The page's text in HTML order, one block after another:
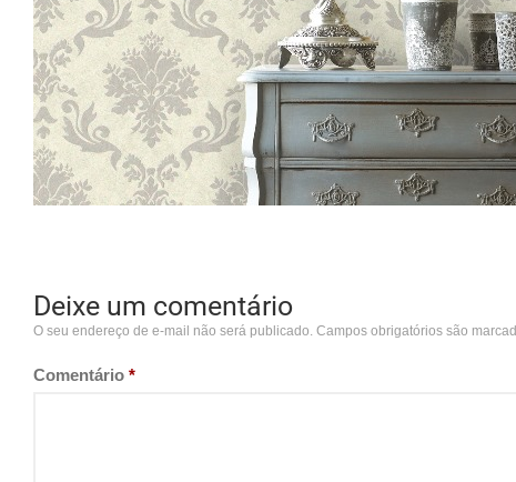
Deixe um comentário
O seu endereço de e-mail não será publicado. Campos obrigatórios são
Comentário *